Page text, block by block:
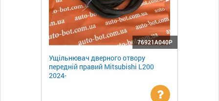
76921A040P
Ущільнювач дверного отвору
передній правий Mitsubishi L200
2024-